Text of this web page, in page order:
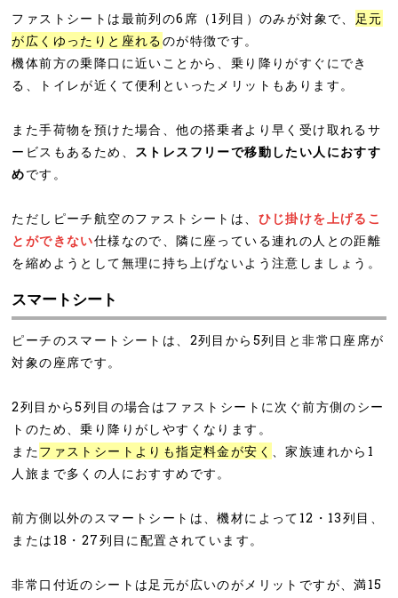
ファストシートは最前列の6席（1列目）のみが対象で、 足元
が広くゆったりと座れるのが特徴です。
機体前方の乗降口に近いことから、乗り降りがすぐにでき
る、トイレが近くて便利といったメリットもあります。
また手荷物を預けた場合、他の搭乗者より早く受け取れるサ
ービスもあるため、 ストレスフリーで移動したい人におすす
めです。
ただしピーチ航空のファストシートは、 ひじ掛けを上げるこ
とができない仕様なので、隣に座っている連れの人との距離
を縮めようとして無理に持ち上げないよう注意しましょう。
スマートシート
ピーチのスマートシートは、2列目から5列目と非常口座席が
対象の座席です。
2列目から5列目の場合はファストシートに次ぐ前方側のシー
トのため、乗り降りがしやすくなります。
またファストシートよりも指定料金が安く 、家族連れから1
人旅まで多くの人におすすめです。
前方側以外のスマートシートは、機材によって12・13列目、
または18・27列目に配置されています。
非常口付近のシートは足元が広いのがメリットですが、満15